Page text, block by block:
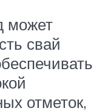
может
свай
отметок,